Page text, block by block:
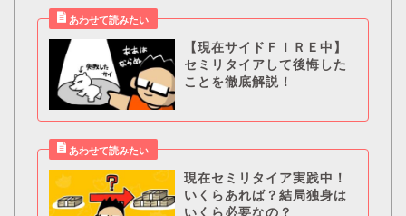
【現在サイドＦＩＲＥ中】
セミリタイアして後悔した
ことを徹底解説！
現在セミリタイア実践中！
いくらあれば？結局独身は
いくら必要なの？